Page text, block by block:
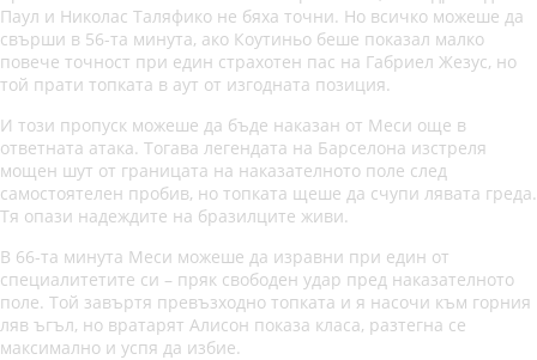
Паул и Николас Таляфико не бяха точни. Но всичко можеше да
свърши в 56-та минута, ако Коутиньо беше показал малко
повече точност при един страхотен пас на Габриел Жезус, но
той прати топката в аут от изгодната позиция.
И този пропуск можеше да бъде наказан от Меси още в
ответната атака. Тогава легендата на Барселона изстреля
мощен шут от границата на наказателното поле след
самостоятелен пробив, но топката щеше да счупи лявата греда.
Тя опази надеждите на бразилците живи.
В 66-та минута Меси можеше да изравни при един от
специалитетите си – пряк свободен удар пред наказателното
поле. Той завъртя превъзходно топката и я насочи към горния
ляв ъгъл, но вратарят Алисон показа класа, разтегна се
максимално и успя да избие.